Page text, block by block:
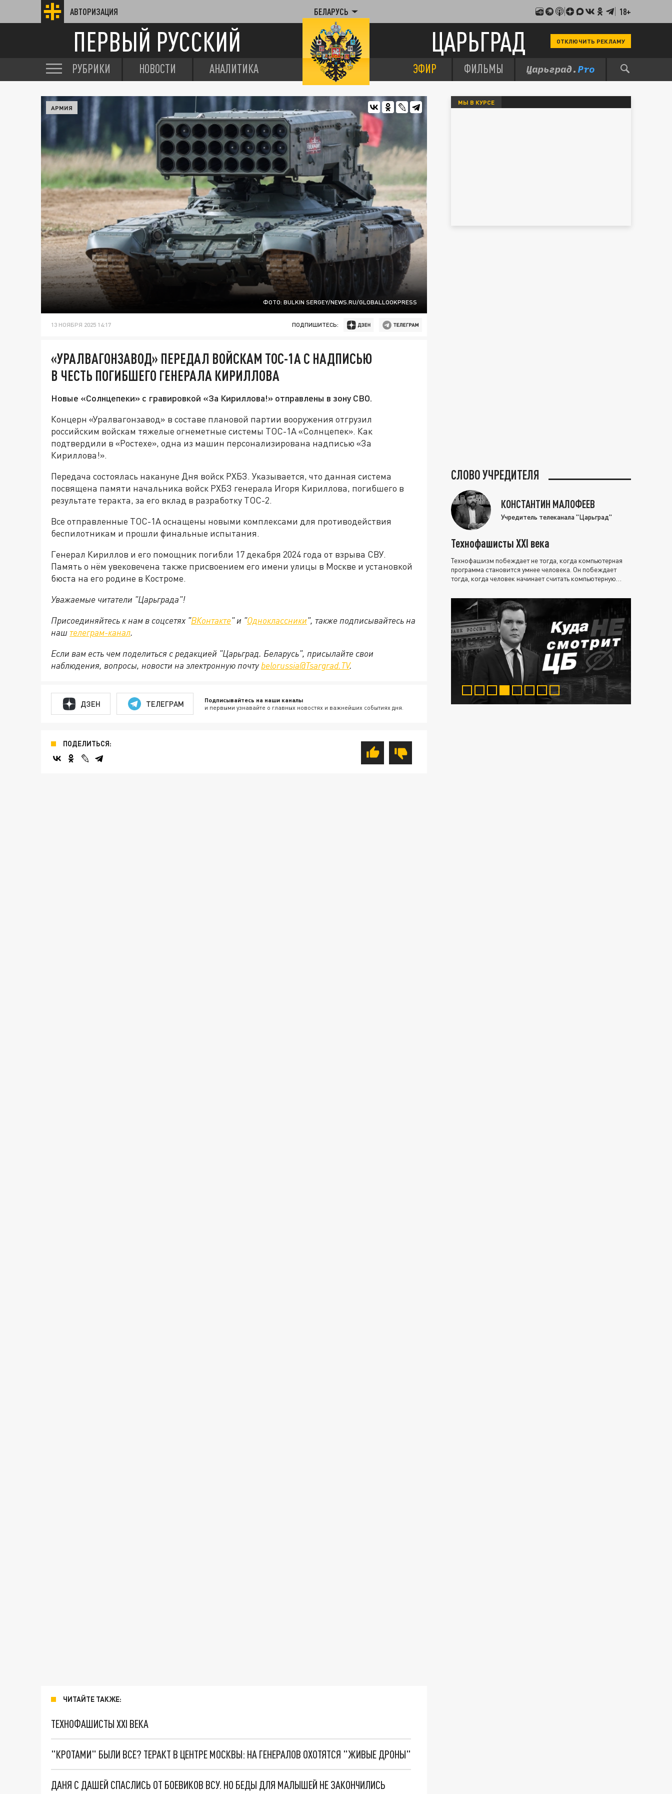
АВТОРИЗАЦИЯ БЕЛАРУСЬ 18+
ПЕРВЫЙ РУССКИЙ ЦАРЬГРАД ОТКЛЮЧИТЬ РЕКЛАМУ
РУБРИКИ НОВОСТИ АНАЛИТИКА ЭФИР ФИЛЬМЫ
ФОТО: BULKIN SERGEY/NEWS.RU/GLOBALLOOKPRESS
АРМИЯ
13 НОЯБРЯ 2025 14:17 ПОДПИШИТЕСЬ:
«УРАЛВАГОНЗАВОД» ПЕРЕДАЛ ВОЙСКАМ ТОС-1А С НАДПИСЬЮ
В ЧЕСТЬ ПОГИБШЕГО ГЕНЕРАЛА КИРИЛЛОВА
Новые «Солнцепеки» с гравировкой «За Кириллова!» отправлены в зону СВО.
Концерн «Уралвагонзавод» в составе плановой партии вооружения отгрузил
российским войскам тяжелые огнеметные системы ТОС-1А «Солнцепек». Как
подтвердили в «Ростехе», одна из машин персонализирована надписью «За
Кириллова!».
Передача состоялась накануне Дня войск РХБЗ. Указывается, что данная система
посвящена памяти начальника войск РХБЗ генерала Игоря Кириллова, погибшего в
результате теракта, за его вклад в разработку ТОС-2.
Все отправленные ТОС-1А оснащены новыми комплексами для противодействия
беспилотникам и прошли финальные испытания.
Генерал Кириллов и его помощник погибли 17 декабря 2024 года от взрыва СВУ.
Память о нём увековечена также присвоением его имени улицы в Москве и установкой
бюста на его родине в Костроме.
Уважаемые читатели "Царьграда"!
Присоединяйтесь к нам в соцсетях "ВКонтакте" и "Одноклассники", также подписывайтесь на
наш телеграм-канал.
Если вам есть чем поделиться с редакцией "Царьград. Беларусь", присылайте свои
наблюдения, вопросы, новости на электронную почту belorussia@Tsargrad.TV.
ДЗЕН ТЕЛЕГРАМ Подписывайтесь на наши каналы
и первыми узнавайте о главных новостях и важнейших событиях дня.
ПОДЕЛИТЬСЯ:
ЧИТАЙТЕ ТАКЖЕ:
ТЕХНОФАШИСТЫ XXI ВЕКА
"КРОТАМИ" БЫЛИ ВСЕ? ТЕРАКТ В ЦЕНТРЕ МОСКВЫ: НА ГЕНЕРАЛОВ ОХОТЯТСЯ "ЖИВЫЕ ДРОНЫ"
ДАНЯ С ДАШЕЙ СПАСЛИСЬ ОТ БОЕВИКОВ ВСУ. НО БЕДЫ ДЛЯ МАЛЫШЕЙ НЕ ЗАКОНЧИЛИСЬ
МЫ В КУРСЕ
СЛОВО УЧРЕДИТЕЛЯ
КОНСТАНТИН МАЛОФЕЕВ
Учредитель телеканала "Царьград"
Технофашисты XXI века
Технофашизм побеждает не тогда, когда компьютерная
программа становится умнее человека. Он побеждает
тогда, когда человек начинает считать компьютерную